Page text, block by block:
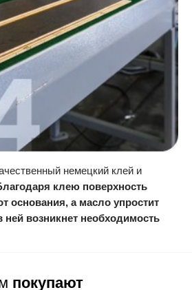
немецкий клей и
клею поверхность
основания, а масло упростит
ней возникнет необходимость
покупают